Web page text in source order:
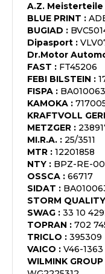
A.Z. Meisterteile
BLUE PRINT :
BUGIAD :
Dipasport :
Dr.Motor
FAST : FT45206
FEBI BILSTEIN :
FISPA :
KAMOKA :
KRAFTVOLL
METZGER :
MI.R.A. : 25/3511
MTR : 12201858
NTY : BPZ-RE-
OSSCA : 66717
SIDAT :
STORM
SWAG : 33 10
TOPRAN : 702
TRICLO : 395309
VAICO : V46-1363
WILMINK GROUP